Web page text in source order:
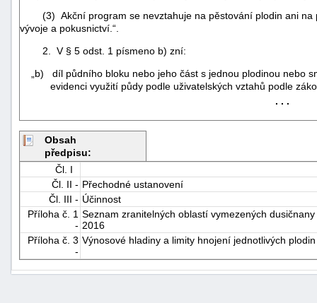
(3) Akční program se nevztahuje na pěstování plodin ani na
vývoje a pokusnictví.“.
2. V § 5 odst. 1 písmeno b) zní:
„b) díl půdního bloku nebo jeho část s jednou plodinou nebo
evidenci využití půdy podle uživatelských vztahů podle
. . .
Obsah
předpisu:
Čl. I
Čl. II - Přechodné ustanovení
Čl. III - Účinnost
Příloha č. 1
-
Seznam zranitelných oblastí vymezených
2016
Příloha č. 3
-
Výnosové hladiny a limity hnojení jednotlivých plodin